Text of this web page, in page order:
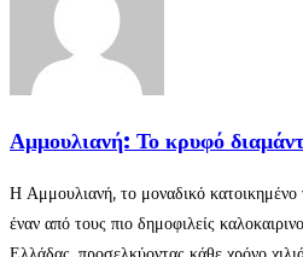
Αμμουλιανή: Το κρυφό
Η Αμμουλιανή, το μοναδικό κατοικημένο
έναν από τους πιο δημοφιλείς